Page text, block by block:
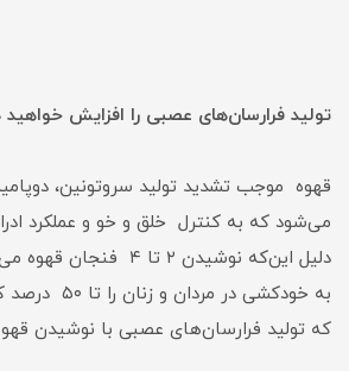
تولید فرارسان‌های عصبی را افزایش خواهید
قهوه موجب تشدید تولید سروتونین،
می‌شود که به کنترل خلق و خو و عملکرد
دلیل این‌که نوشیدن ۲ تا
به خودکشی
که تولید فرارسان‌های عصبی با نوشیدن